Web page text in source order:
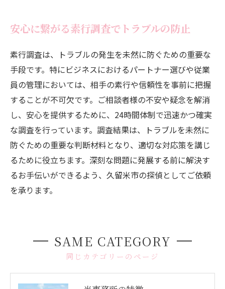
安心に繋がる素行調査でトラブルの防止
素行調査は、トラブルの発生を未然に防ぐための重要な
手段です。特にビジネスにおけるパートナー選びや従業
員の管理においては、相手の素行や信頼性を事前に把握
することが不可欠です。ご相談者様の不安や疑念を解消
し、安心を提供するために、24時間体制で迅速かつ確実
な調査を行っています。調査結果は、トラブルを未然に
防ぐための重要な判断材料となり、適切な対応策を講じ
るために役立ちます。深刻な問題に発展する前に解決す
るお手伝いができるよう、久留米市の探偵としてご依頼
を承ります。
同じカテゴリーのページ
SAME CATEGORY